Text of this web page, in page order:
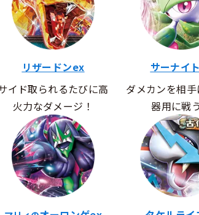
リザードンex
イド取られるたびに高
火力なダメージ！
サーナイ
ダメカンを相
器用に戦